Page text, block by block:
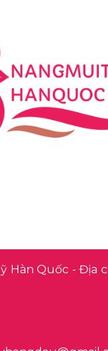
Hàn Quốc - Địa